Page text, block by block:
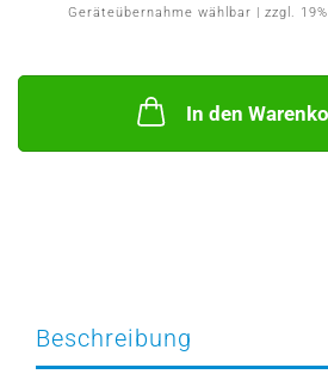
Geräteübernahme wählbar | zzgl.
In den
Beschreibung